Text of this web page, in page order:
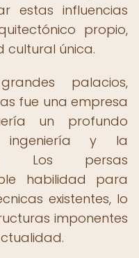
estas influencias
propio,
cultural única.
palacios,
fue una empresa
un profundo
ingeniería y la
Los persas
habilidad para
existentes, lo
imponentes